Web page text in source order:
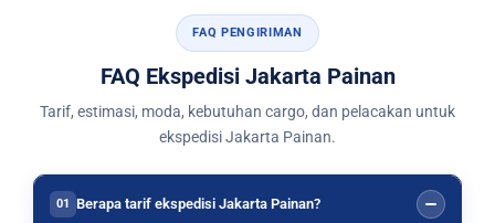
FAQ PENGIRIMAN
FAQ Ekspedisi Jakarta Painan
Tarif, estimasi, moda, kebutuhan cargo, dan pelacakan untuk
ekspedisi Jakarta Painan.
01 Berapa tarif ekspedisi Jakarta Painan?